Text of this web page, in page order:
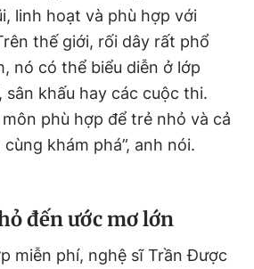
linh hoạt và phù hợp với
thế giới, rối dây rất phổ
nó có thể biểu diễn ở lớp
khấu hay các cuộc thi.
phù hợp để trẻ nhỏ và cả
khám phá”, anh nói.
đến ước mơ lớn
miễn phí, nghệ sĩ Trần Được